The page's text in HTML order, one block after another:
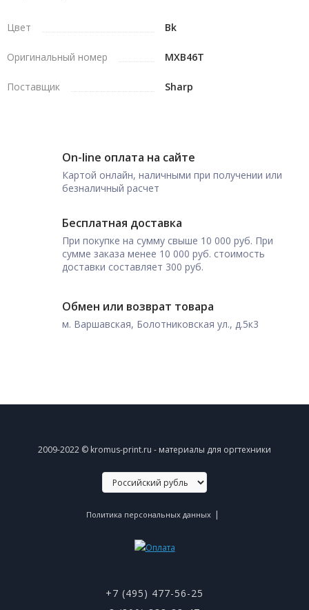
Цвет Bk
Оригинальный номер MXB46T
Поставщик Sharp
On-line оплата на сайте
Картой онлайн, наличными при получении или
безналичный расчет
Бесплатная доставка
При покупке на сумму свыше 10 000 руб. При
сумме заказа менее 10 000 руб. стоимость
доставки составляет 300 руб.
Обмен или возврат товара
м. Варшавская, Болотниковская ул., д.5к3
2009-2022 © kromus-print.ru - материалы для оргтехники
Политика персональных данных |
+7 (495) 477-56-25